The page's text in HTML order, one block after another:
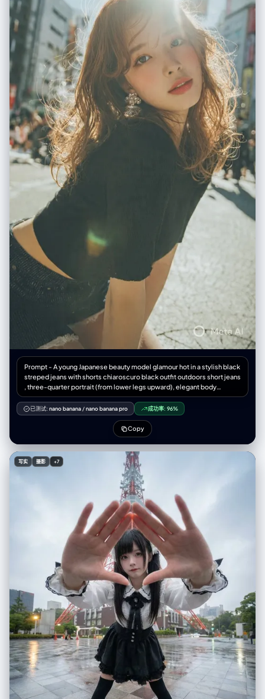
Prompt - A young Japanese beauty model glamour hot in a stylish black
streped jeans with shorts chiaroscuro black outfit outdoors short jeans
, three-quarter portrait (from lower legs upward), elegant body
framing and balanced proportions. Long wavy light browny hair with
airy texture Soft K-beauty makeup: peach-pink eyeshadow with subtle
shimmer, long curled lashes, delicate eyeliner, warm hazel circle
lenses giving a doll-like enlargement, rosy blush, rose-pink gradient
feminine charm. Environment: tokyo city building scene natural light
Photography style: high-end outdoor fashion portrait, soft bright
sunlight, cinematic soft glow, shallow depth of field, crisp skin
rendering, airy color grading, mild film grain. Atmosphere: lively, warm,
已测试: nano banana /nano banana pro 成功率: 96%
Copy
写实 摄影 +7